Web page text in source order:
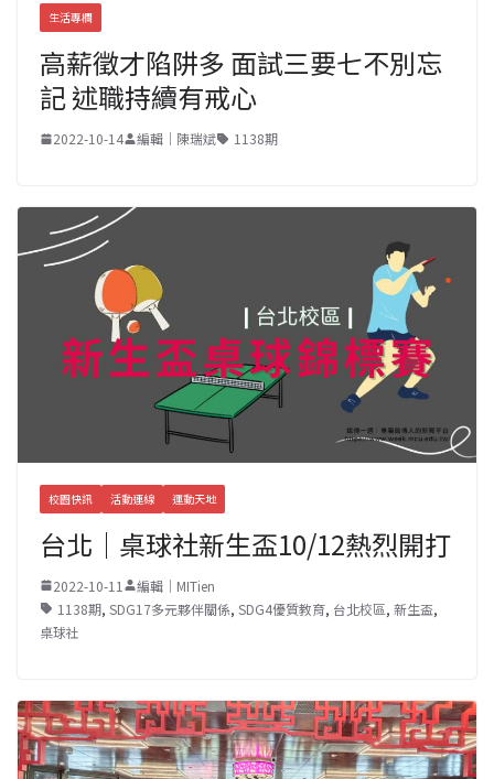
生活專欄
高薪徵才陷阱多 面試三要七不別忘
記 述職持續有戒心
2022-10-14 編輯｜陳瑞斌 1138期
校園快訊 活動連線 運動天地
台北｜桌球社新生盃10/12熱烈開打
2022-10-11
編輯｜MITien
1138期, SDG17多元夥伴關係, SDG4優質教育, 台北校區, 新生盃,
桌球社